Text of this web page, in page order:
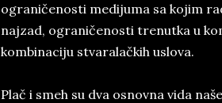
ograničenosti medijuma sa kojim
najzad, ograničenosti trenutka u
kombinaciju stvaralačkih uslova.
Plač i smeh su dva osnovna vida